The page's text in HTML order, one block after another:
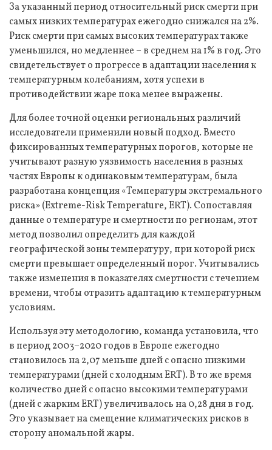
За указанный период относительный риск смерти при
самых низких температурах ежегодно снижался на 2%.
Риск смерти при самых высоких температурах также
уменьшился, но медленнее – в среднем на 1% в год. Это
свидетельствует о прогрессе в адаптации населения к
температурным колебаниям, хотя успехи в
противодействии жаре пока менее выражены.
Для более точной оценки региональных различий
исследователи применили новый подход. Вместо
фиксированных температурных порогов, которые не
учитывают разную уязвимость населения в разных
частях Европы к одинаковым температурам, была
разработана концепция «Температуры экстремального
риска» (Extreme-Risk Temperature, ERT). Сопоставляя
данные о температуре и смертности по регионам, этот
метод позволил определить для каждой
географической зоны температуру, при которой риск
смерти превышает определенный порог. Учитывались
также изменения в показателях смертности с течением
времени, чтобы отразить адаптацию к температурным
условиям.
Используя эту методологию, команда установила, что
в период 2003–2020 годов в Европе ежегодно
становилось на 2,07 меньше дней с опасно низкими
температурами (дней с холодным ERT). В то же время
количество дней с опасно высокими температурами
(дней с жарким ERT) увеличивалось на 0,28 дня в год.
Это указывает на смещение климатических рисков в
сторону аномальной жары.